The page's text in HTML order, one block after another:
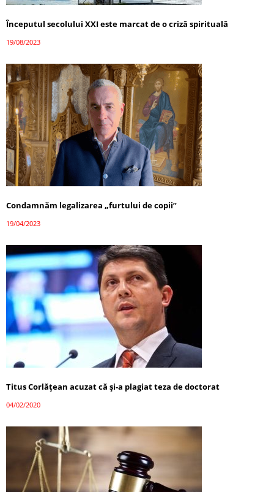
Începutul secolului XXI este marcat de o criză spirituală
19/08/2023
Condamnăm legalizarea „furtului de copii”
19/04/2023
Titus Corlățean acuzat că și-a plagiat teza de doctorat
04/02/2020